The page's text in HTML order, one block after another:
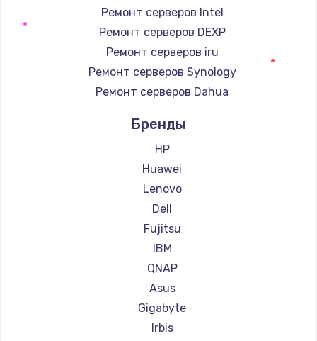
Замена платы сенсора
900 руб.
Заказать
Замена регулятора режимов конфорки
900 руб.
Заказать
Замена сенсорного датчика
1300 руб.
Замена сигнальной лампы
1200 руб.
Замена системной платы
Ремонт серверов Intel
Ремонт серверов DEXP
Ремонт серверов iru
Ремонт серверов Synology
Ремонт серверов Dahua
Бренды
HP
Huawei
Lenovo
Dell
Fujitsu
IBM
QNAP
Asus
Gigabyte
Irbis